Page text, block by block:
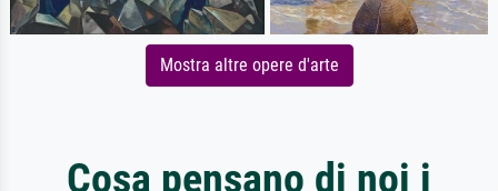
Mostra altre opere d'arte
Cosa pensano di noi i